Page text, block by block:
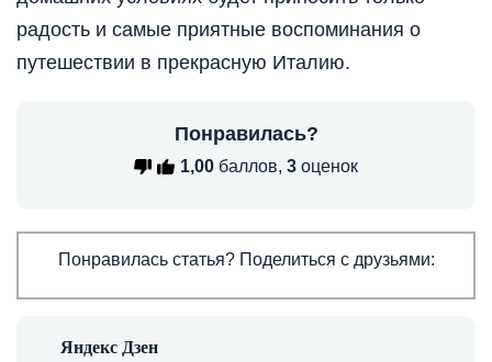
радость и самые приятные воспоминания о
путешествии в прекрасную Италию.
Понравилась?
1,00 баллов, 3 оценок
Понравилась статья? Поделиться с друзьями: